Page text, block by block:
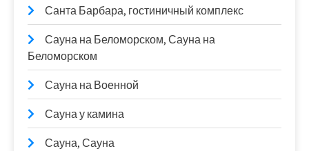
Санта Барбара, гостиничный комплекс
Сауна на Беломорском, Сауна на
Беломорском
Сауна на Военной
Сауна у камина
Сауна, Сауна